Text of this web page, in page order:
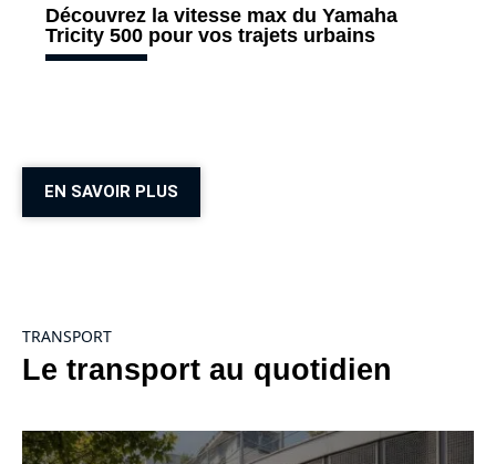
Découvrez la vitesse max du Yamaha
Tricity 500 pour vos trajets urbains
EN SAVOIR PLUS
TRANSPORT
Le transport au quotidien